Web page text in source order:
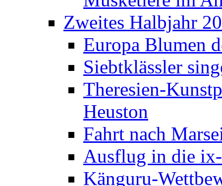
Zweites Halbjahr
Europa Blumen
Siebtklässler
Theresien-
Heuston
Fahrt nach
Ausflug in die
Känguru-